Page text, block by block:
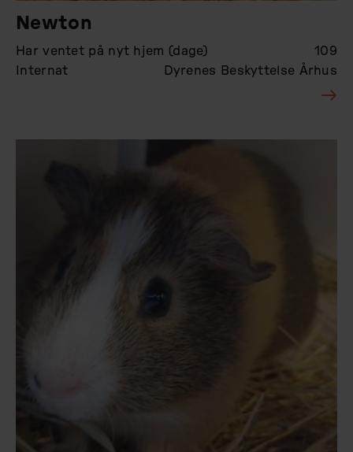
Newton
Har ventet på nyt hjem (dage)
109
Internat
Dyrenes Beskyttelse Århus